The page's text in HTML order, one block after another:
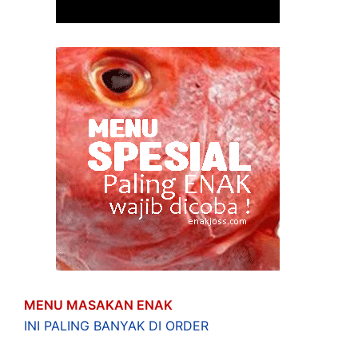
MENU MASAKAN ENAK
INI PALING BANYAK DI ORDER